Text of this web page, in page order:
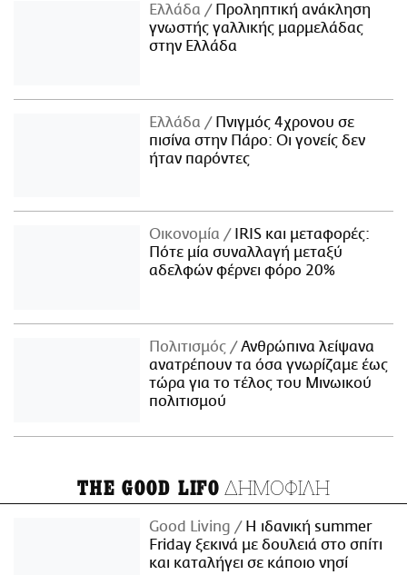
Ελλάδα
Προληπτική ανάκληση
γνωστής γαλλικής μαρμελάδας
στην Ελλάδα
Ελλάδα
Πνιγμός 4χρονου σε
πισίνα στην Πάρο: Οι γονείς δεν
ήταν παρόντες
Οικονομία
IRIS και μεταφορές:
Πότε μία συναλλαγή μεταξύ
αδελφών φέρνει φόρο 20%
Πολιτισμός
Ανθρώπινα λείψανα
ανατρέπουν τα όσα γνωρίζαμε έως
τώρα για το τέλος του Μινωικού
πολιτισμού
THE GOOD LIFO ΔΗΜΟΦΙΛΗ
Good Living
Η ιδανική summer
Friday ξεκινά με δουλειά στο σπίτι
και καταλήγει σε κάποιο νησί